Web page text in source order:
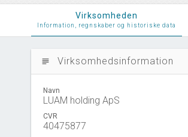
Virksomheden
Information, regnskaber og historiske data
subject Virksomhedsinformation
Navn
LUAM holding ApS
CVR
40475877